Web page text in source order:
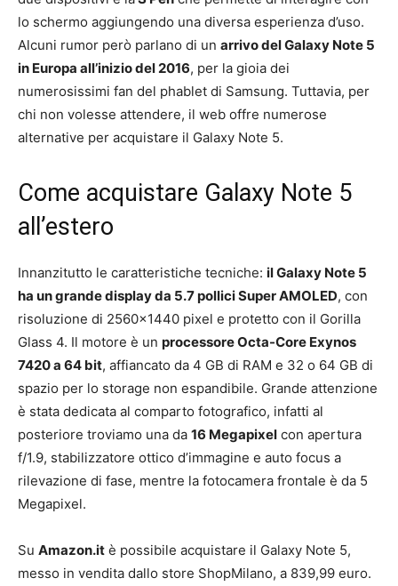
lo schermo aggiungendo una diversa esperienza d’uso.
Alcuni rumor però parlano di un arrivo del Galaxy Note 5
in Europa all’inizio del 2016, per la gioia dei
numerosissimi fan del phablet di Samsung. Tuttavia, per
chi non volesse attendere, il web offre numerose
alternative per acquistare il Galaxy Note 5.
Come acquistare Galaxy Note 5
all’estero
Innanzitutto le caratteristiche tecniche: il Galaxy Note 5
ha un grande display da 5.7 pollici Super AMOLED, con
risoluzione di 2560×1440 pixel e protetto con il Gorilla
Glass 4. Il motore è un processore Octa-Core Exynos
7420 a 64 bit, affiancato da 4 GB di RAM e 32 o 64 GB di
spazio per lo storage non espandibile. Grande attenzione
è stata dedicata al comparto fotografico, infatti al
posteriore troviamo una da 16 Megapixel con apertura
f/1.9, stabilizzatore ottico d’immagine e auto focus a
rilevazione di fase, mentre la fotocamera frontale è da 5
Megapixel.
Su Amazon.it è possibile acquistare il Galaxy Note 5,
messo in vendita dallo store ShopMilano, a 839,99 euro.